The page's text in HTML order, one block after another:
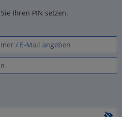
Ihren PIN setzen.